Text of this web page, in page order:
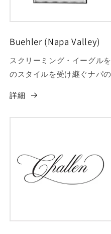
Buehler (Napa Valley)
スクリーミング・イーグル
のスタイルを受け継ぐナパ
詳細